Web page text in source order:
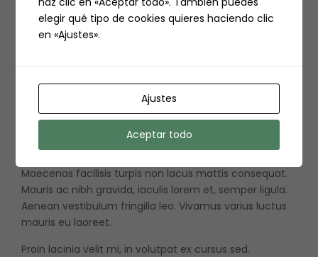
nunc pulvinar eu. Maecenas id metus lacus. Aliquam at
lobortis sapien. Praesent et neque risus. Pellentesque
malesuada fames ac turpis egestas. Sed euismod erat
nec tellus efficitur rutrum.
Maecenas finibus odio felis. Mauris elementum nulla a
nibh consectetur, sed suscipit tellus rhoncus. Praesent
imperdiet elit maximus, facilisis nibh eget, convallis
Maecenas facilisis turpis non lacus mattis consequat.
Mauris ac nibh gravida, iaculis lorem et, semper ligula.
Aenean vestibulum fringilla leo. Vivamus varius luctus
mauris eu laoreet.
Proin lacinia velit mi, in volutpat ex cursus sed.
elegir qué tipo de cookies quieres haciendo clic
en «Ajustes».
Ajustes
Aceptar todo